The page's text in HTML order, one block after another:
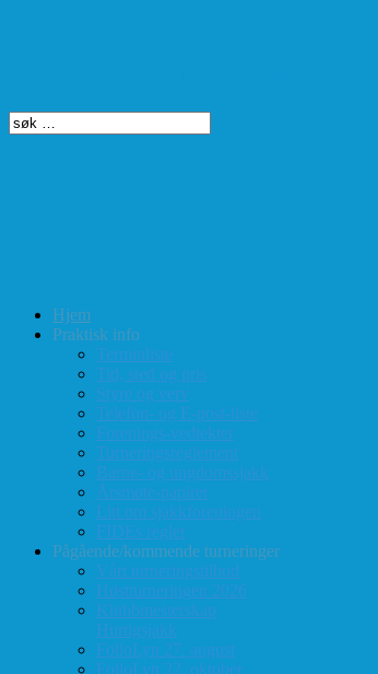
Hjem
Praktisk info
Terminliste
Tid, sted og pris
Styre og verv
Telefon- og E-post-liste
Forenings-vedtekter
Turneringsreglement
Barne- og ungdomssjakk
Årsmøte-papirer
Litt om sjakkforeningen
FIDEs regler
Pågående/kommende turneringer
Vårt turneringstilbud
Høstturneringen 2026
Klubbmesterskap
Hurtigsjakk
FolloLyn 27. august
FolloLyn 22. oktober